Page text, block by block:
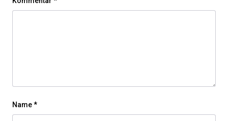
Name*